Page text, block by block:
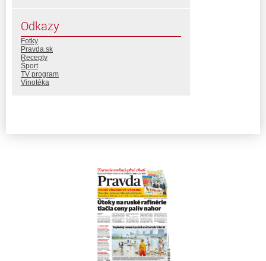
Odkazy
Fotky
Pravda.sk
Recepty
Šport
TV program
Vinotéka